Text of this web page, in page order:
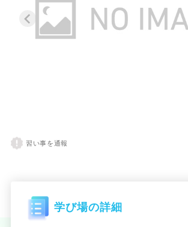
習い事を通報
学び場の詳細